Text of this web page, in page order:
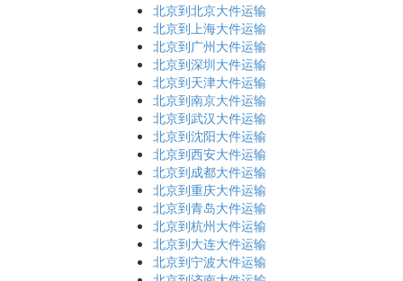
北京到北京大件运输
北京到上海大件运输
北京到广州大件运输
北京到深圳大件运输
北京到天津大件运输
北京到南京大件运输
北京到武汉大件运输
北京到沈阳大件运输
北京到西安大件运输
北京到成都大件运输
北京到重庆大件运输
北京到青岛大件运输
北京到杭州大件运输
北京到大连大件运输
北京到宁波大件运输